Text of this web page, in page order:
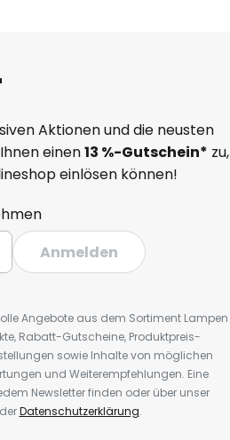
Aktionen und die neusten
einen13 %-Gutschein* zu,
einlösen können!
Anmelden
Angebote aus dem Sortiment Lampen
Rabatt-Gutscheine, Produktpreis-
sowie Inhalte von möglichen
und Weiterempfehlungen. Eine
Newsletter finden oder über unser
Datenschutzerklärung.